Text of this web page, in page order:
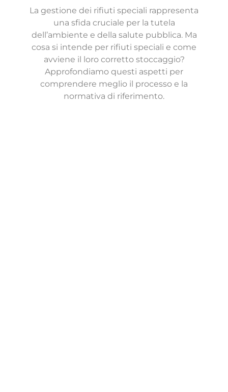
La gestione dei rifiuti speciali rappresenta
una sfida cruciale per la tutela
dell’ambiente e della salute pubblica. Ma
cosa si intende per rifiuti speciali e come
avviene il loro corretto stoccaggio?
Approfondiamo questi aspetti per
comprendere meglio il processo e la
normativa di riferimento.